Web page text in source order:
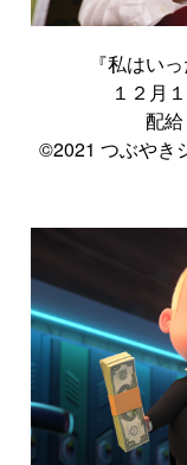
『私はい
１２月
配
©2021 つぶやき